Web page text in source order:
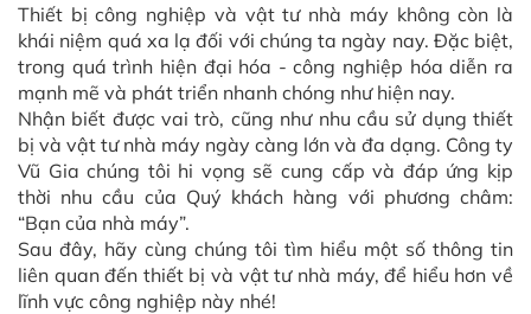
Thiết bị công nghiệp và vật tư nhà máy không còn là
khái niệm quá xa lạ đối với chúng ta ngày nay. Đặc biệt,
trong quá trình hiện đại hóa - công nghiệp hóa diễn ra
mạnh mẽ và phát triển nhanh chóng như hiện nay.
Nhận biết được vai trò, cũng như nhu cầu sử dụng thiết
bị và vật tư nhà máy ngày càng lớn và đa dạng. Công ty
Vũ Gia chúng tôi hi vọng sẽ cung cấp và đáp ứng kịp
thời nhu cầu của Quý khách hàng với phương châm:
“Bạn của nhà máy”.
Sau đây, hãy cùng chúng tôi tìm hiểu một số thông tin
liên quan đến thiết bị và vật tư nhà máy, để hiểu hơn về
lĩnh vực công nghiệp này nhé!